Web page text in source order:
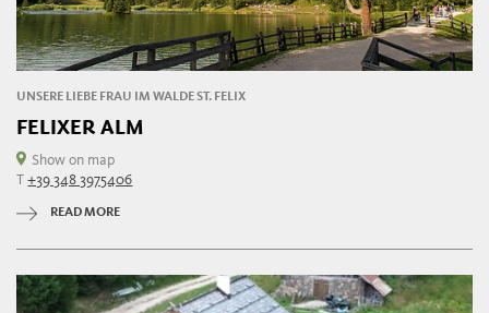
UNSERE LIEBE FRAU IM WALDE ST. FELIX
FELIXER ALM
Show on map
T+39 348 3975406
READ MORE